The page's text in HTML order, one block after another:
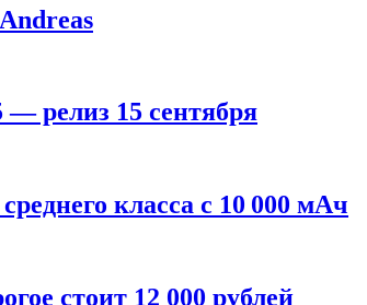
релиз 15 сентября
класса с 10 000 мАч
стоит 12 000 рублей